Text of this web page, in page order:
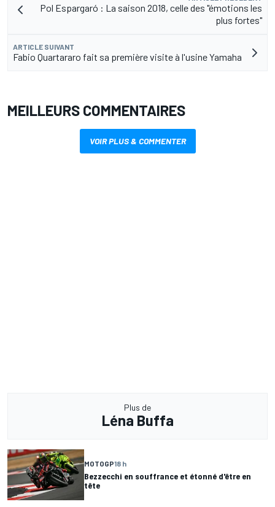
Pol Espargaró : La saison 2018, celle des "émotions les
plus fortes"
ARTICLE SUIVANT
Fabio Quartararo fait sa première visite à l'usine Yamaha
MEILLEURS COMMENTAIRES
VOIR PLUS & COMMENTER
Plus de
Léna Buffa
MOTOGP18 h
Bezzecchi en souffrance et étonné d'être en
tête